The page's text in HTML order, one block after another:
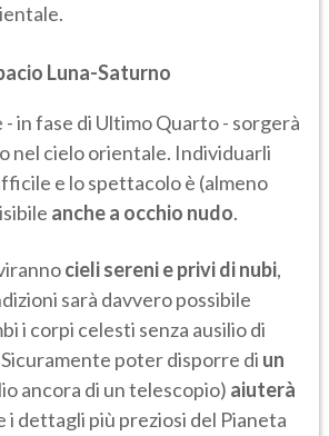
Luna-Saturno
in fase di Ultimo Quarto - sorgerà
nel cielo orientale. Individuarli
e lo spettacolo è (almeno
anche a occhio nudo.
cieli sereni e privi di nubi,
sarà davvero possibile
i corpi celesti senza ausilio di
poter disporre di un
ancora di un telescopio) aiuterà
i dettagli più preziosi del Pianeta